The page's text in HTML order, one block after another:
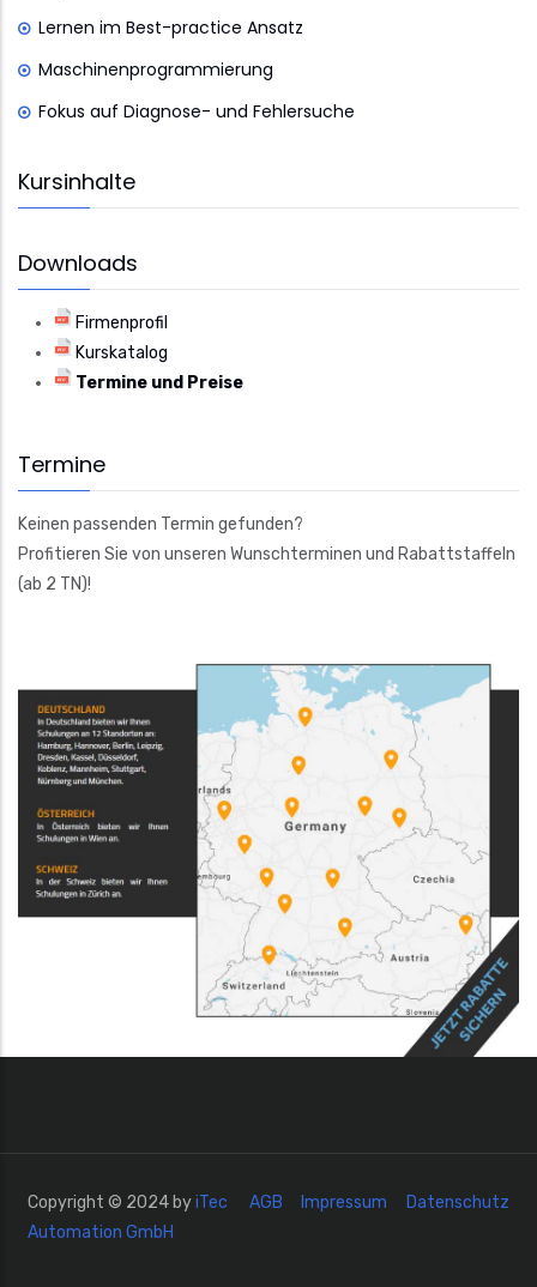
Lernen im Best-practice Ansatz
Maschinenprogrammierung
Fokus auf Diagnose- und Fehlersuche
Kursinhalte
Downloads
Firmenprofil
Kurskatalog
Termine und Preise
Termine
Keinen passenden Termin gefunden?
Profitieren Sie von unseren Wunschterminen und Rabattstaffeln
(ab 2 TN)!
Copyright © 2024 byiTec
Automation GmbH
AGB Impressum Datenschutz